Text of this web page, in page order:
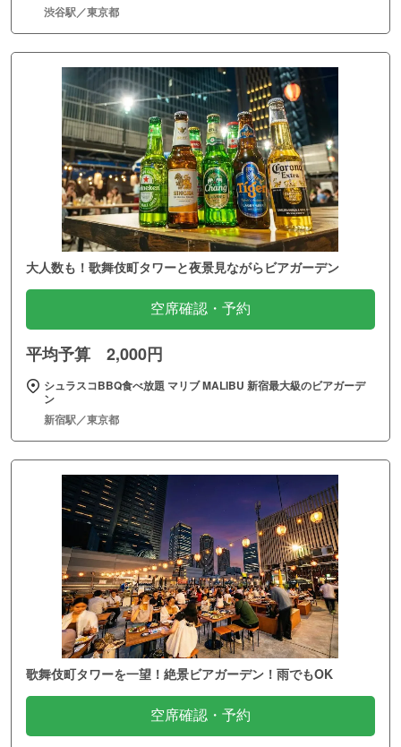
渋谷駅／東京都
大人数も！歌舞伎町タワーと夜景見ながらビアガーデン
空席確認・予約
平均予算 2,000円
シュラスコBBQ食べ放題 マリブ MALIBU 新宿最大級のビアガーデ
ン
新宿駅／東京都
歌舞伎町タワーを一望！絶景ビアガーデン！雨でもOK
空席確認・予約